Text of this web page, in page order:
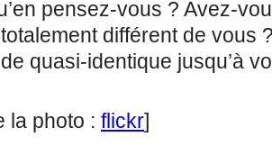
pensez-vous ? Avez-
totalement différent de vous
de quasi-identique jusqu’à
la photo : flickr]